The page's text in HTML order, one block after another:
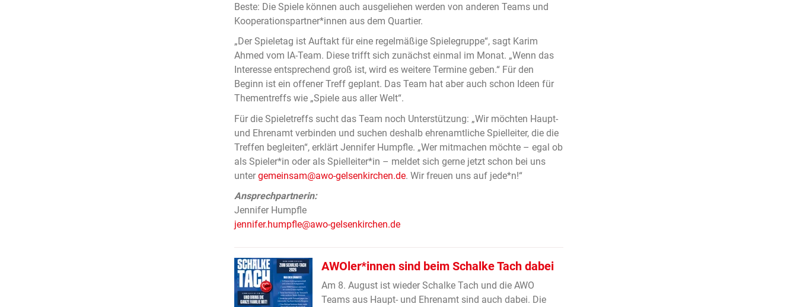
Beste: Die Spiele können auch ausgeliehen werden von anderen Teams und
Kooperationspartner*innen aus dem Quartier.
„Der Spieletag ist Auftakt für eine regelmäßige Spielegruppe“, sagt Karim
Ahmed vom IA-Team. Diese trifft sich zunächst einmal im Monat. „Wenn das
Interesse entsprechend groß ist, wird es weitere Termine geben.“ Für den
Beginn ist ein offener Treff geplant. Das Team hat aber auch schon Ideen für
Thementreffs wie „Spiele aus aller Welt“.
Für die Spieletreffs sucht das Team noch Unterstützung: „Wir möchten Haupt-
und Ehrenamt verbinden und suchen deshalb ehrenamtliche Spielleiter, die die
Treffen begleiten“, erklärt Jennifer Humpfle. „Wer mitmachen möchte – egal ob
als Spieler*in oder als Spielleiter*in – meldet sich gerne jetzt schon bei uns
unter gemeinsam@awo-gelsenkirchen.de. Wir freuen uns auf jede*n!“
Ansprechpartnerin:
Jennifer Humpfle
jennifer.humpfle@awo-gelsenkirchen.de
AWOler*innen sind beim Schalke Tach dabei
Am 8. August ist wieder Schalke Tach und die AWO
Teams aus Haupt- und Ehrenamt sind auch dabei. Die